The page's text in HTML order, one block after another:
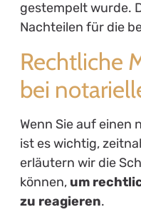
gestempelt wurde.
Nachteilen für die
Rechtliche
bei
Wenn Sie auf einen
ist es wichtig,
erläutern wir die
können, um
zu reagieren.